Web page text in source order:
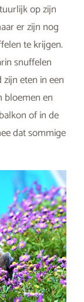
op zijn
er zijn nog
te krijgen.
snuffelen
eten in een
bloemen en
of in de
dat sommige